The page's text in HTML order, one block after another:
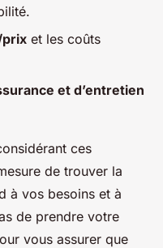
prix et les coûts
et d’entretien
ces
de trouver la
à vos besoins et à
de prendre votre
vous assurer que